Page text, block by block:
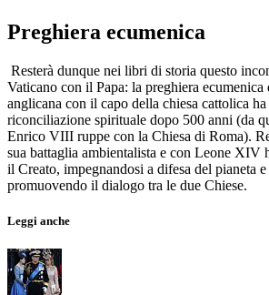
Preghiera ecumenica
Resterà dunque nei libri di storia questo
Vaticano con il Papa: la preghiera ecumenica
anglicana con il capo della chiesa cattolica
riconciliazione spirituale dopo 500 anni (da
Enrico VIII ruppe con la Chiesa di Roma).
sua battaglia ambientalista e con Leone XIV
il Creato, impegnandosi a difesa del pianeta
promuovendo il dialogo tra le due Chiese.
Leggi anche